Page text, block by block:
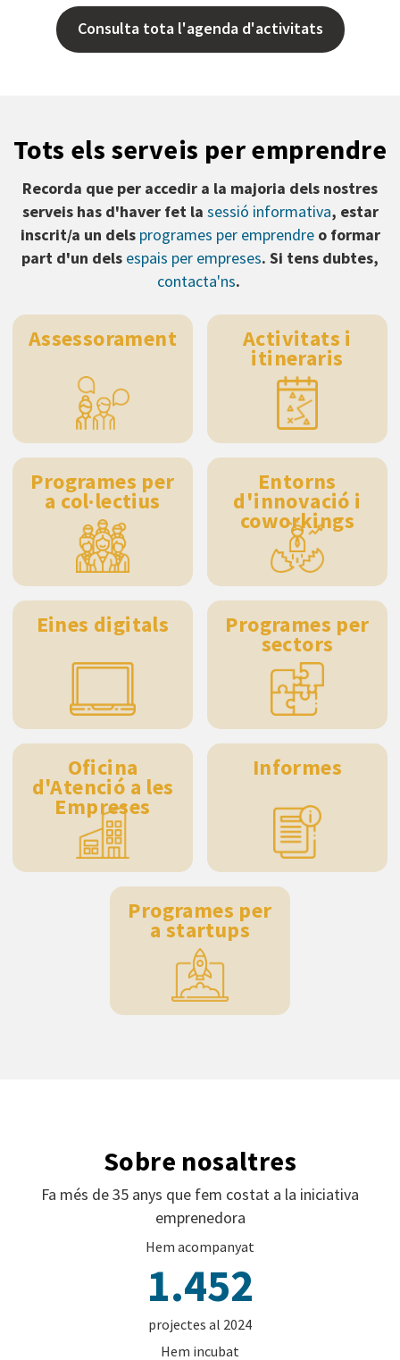
Consulta tota l'agenda d'activitats
Tots els serveis per emprendre
Recorda que per accedir a la majoria dels nostres
serveis has d'haver fet la sessió informativa, estar
inscrit/a un dels programes per emprendreo formar
part d'un dels espais per empreses. Si tens dubtes,
contacta'ns.
Assessorament Activitats i
itineraris
Programes per
a col·lectius
Entorns
d'innovació i
coworkings
Eines digitals Programes per
sectors
Oficina
d'Atenció a les
Empreses
Informes
Programes per
a startups
Sobre nosaltres
Fa més de 35 anys que fem costat a la iniciativa
emprenedora
Hem acompanyat
1.452
projectes al 2024
Hem incubat